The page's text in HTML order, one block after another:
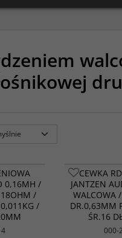
0,16MH /
/
/
CEWKA
JANTZEN
WALCOWA
DR.0,63MM
ŚR.16
000-